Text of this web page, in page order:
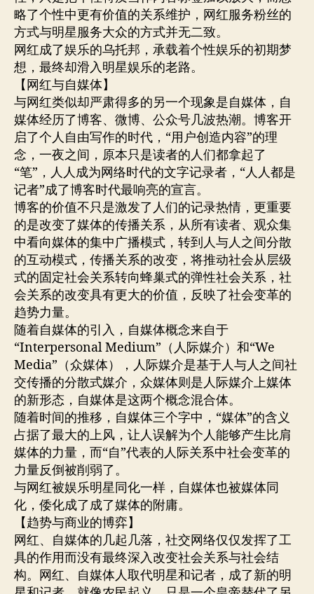
略了个性中更有价值的关系维护，网红服务粉丝的
方式与明星服务大众的方式并无二致。
网红成了娱乐的乌托邦，承载着个性娱乐的初期梦
想，最终却滑入明星娱乐的老路。
【网红与自媒体】
与网红类似却严肃得多的另一个现象是自媒体，自
媒体经历了博客、微博、公众号几波热潮。博客开
启了个人自由写作的时代，“用户创造内容”的理
念，一夜之间，原本只是读者的人们都拿起了
“笔”，人人成为网络时代的文字记录者，“人人都是
记者”成了博客时代最响亮的宣言。
博客的价值不只是激发了人们的记录热情，更重要
的是改变了媒体的传播关系，从所有读者、观众集
中看向媒体的集中广播模式，转到人与人之间分散
的互动模式，传播关系的改变，将推动社会从层级
式的固定社会关系转向蜂巢式的弹性社会关系，社
会关系的改变具有更大的价值，反映了社会变革的
趋势力量。
随着自媒体的引入，自媒体概念来自于
“Interpersonal Medium”（人际媒介）和“We
Media”（众媒体），人际媒介是基于人与人之间社
交传播的分散式媒介，众媒体则是人际媒介上媒体
的新形态，自媒体是这两个概念混合体。
随着时间的推移，自媒体三个字中，“媒体”的含义
占据了最大的上风，让人误解为个人能够产生比肩
媒体的力量，而“自”代表的人际关系中社会变革的
力量反倒被削弱了。
与网红被娱乐明星同化一样，自媒体也被媒体同
化，倭化成了成了媒体的附庸。
【趋势与商业的博弈】
网红、自媒体的几起几落，社交网络仅仅发挥了工
具的作用而没有最终深入改变社会关系与社会结
构。网红、自媒体人取代明星和记者，成了新的明